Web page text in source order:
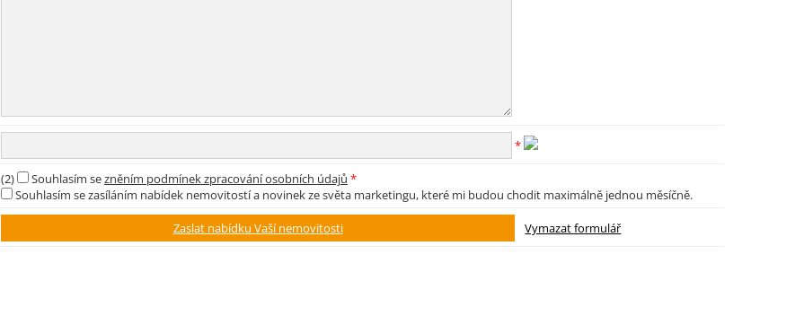
*
(2) Souhlasím sezněním podmínek zpracování osobních údajů *
Souhlasím se zasíláním nabídek nemovitostí a novinek ze světa marketingu, které mi budou chodit maximálně jednou měsíčně.